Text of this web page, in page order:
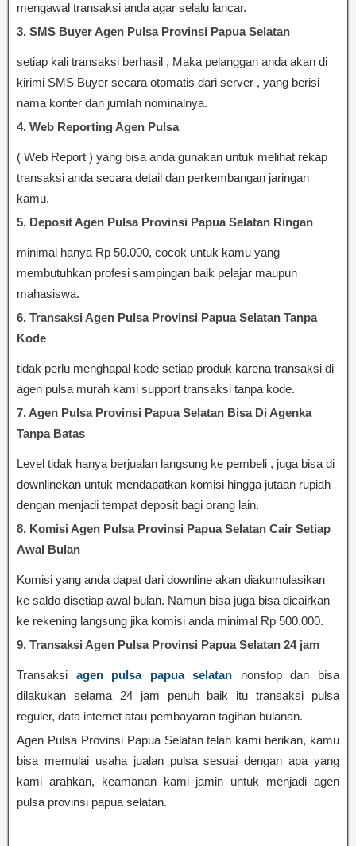
mengawal transaksi anda agar selalu lancar.
3. SMS Buyer Agen Pulsa Provinsi Papua Selatan
setiap kali transaksi berhasil , Maka pelanggan anda akan di
kirimi SMS Buyer secara otomatis dari server , yang berisi
nama konter dan jumlah nominalnya.
4. Web Reporting Agen Pulsa
( Web Report ) yang bisa anda gunakan untuk melihat rekap
transaksi anda secara detail dan perkembangan jaringan
kamu.
5. Deposit Agen Pulsa Provinsi Papua Selatan Ringan
minimal hanya Rp 50.000, cocok untuk kamu yang
membutuhkan profesi sampingan baik pelajar maupun
mahasiswa.
6. Transaksi Agen Pulsa Provinsi Papua Selatan Tanpa
Kode
tidak perlu menghapal kode setiap produk karena transaksi di
agen pulsa murah kami support transaksi tanpa kode.
7. Agen Pulsa Provinsi Papua Selatan Bisa Di Agenka
Tanpa Batas
Level tidak hanya berjualan langsung ke pembeli , juga bisa di
downlinekan untuk mendapatkan komisi hingga jutaan rupiah
dengan menjadi tempat deposit bagi orang lain.
8. Komisi Agen Pulsa Provinsi Papua Selatan Cair Setiap
Awal Bulan
Komisi yang anda dapat dari downline akan diakumulasikan
ke saldo disetiap awal bulan. Namun bisa juga bisa dicairkan
ke rekening langsung jika komisi anda minimal Rp 500.000.
9. Transaksi Agen Pulsa Provinsi Papua Selatan 24 jam
Transaksi agen pulsa papua selatan nonstop dan bisa
dilakukan selama 24 jam penuh baik itu transaksi pulsa
reguler, data internet atau pembayaran tagihan bulanan.
Agen Pulsa Provinsi Papua Selatan telah kami berikan, kamu
bisa memulai usaha jualan pulsa sesuai dengan apa yang
kami arahkan, keamanan kami jamin untuk menjadi agen
pulsa provinsi papua selatan.